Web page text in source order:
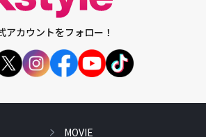
アカウントをフォロー！
MOVIE